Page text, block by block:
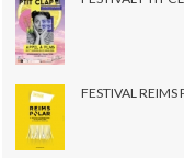
FESTIVAL